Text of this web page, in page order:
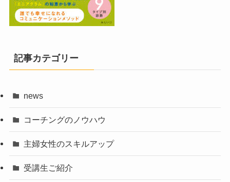
記事カテゴリー
news
コーチングのノウハウ
主婦女性のスキルアップ
受講生ご紹介